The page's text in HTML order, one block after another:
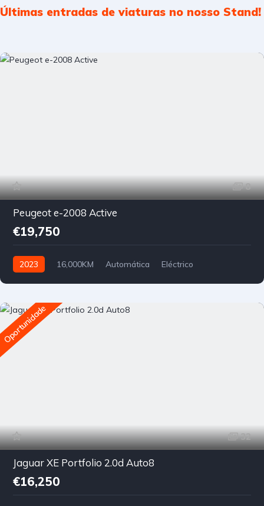
Últimas entradas de viaturas no nosso Stand!
8
Peugeot e-2008 Active
€19,750
2023 16,000KM Automática
Eléctrico
Oportunidade
32
Jaguar XE Portfolio 2.0d Auto8
€16,250